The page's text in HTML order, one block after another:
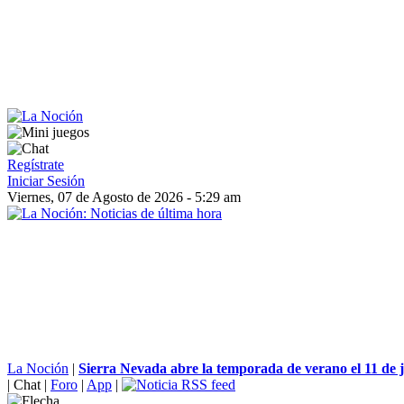
Regístrate
Iniciar Sesión
Viernes, 07 de Agosto de 2026 - 5:29 am
La Noción | Sierra Nevada abre la temporada de verano el 11 de
| Chat | Foro | App |